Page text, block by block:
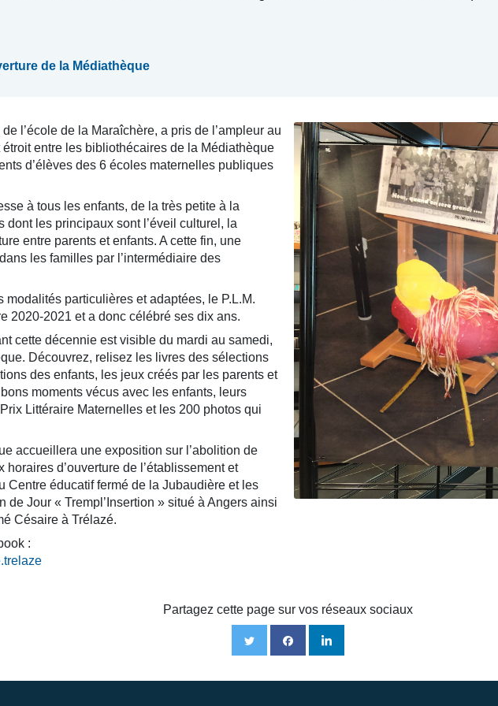
de la Médiathèque
l’école de la Maraîchère, a pris de l’ampleur au
entre les bibliothécaires de la Médiathèque
d’élèves des 6 écoles maternelles publiques
à tous les enfants, de la très petite à la
les principaux sont l’éveil culturel, la
entre parents et enfants. A cette fin, une
les familles par l’intermédiaire des
particulières et adaptées, le P.L.M.
2020-2021 et a donc célébré ses dix ans.
cette décennie est visible du mardi au samedi,
Découvrez, relisez les livres des sélections
des enfants, les jeux créés par les parents et
moments vécus avec les enfants, leurs
Littéraire Maternelles et les 200 photos qui
accueillera une exposition sur l’abolition de
d’ouverture de l’établissement et
Centre éducatif fermé de la Jubaudière et les
de Jour « Trempl’Insertion » situé à Angers ainsi
Césaire à Trélazé.
:
Partagez cette page sur vos réseaux sociaux